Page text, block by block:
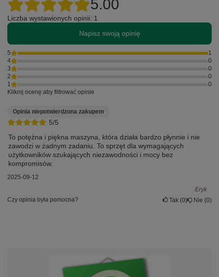
5.00
Liczba wystawionych opinii: 1
Napisz swoją opinię
5
1
4
0
3
0
2
0
1
0
Kliknij ocenę aby filtrować opinie
5/5
Opinia niepotwierdzona zakupem
To potężna i piękna maszyna, która działa bardzo płynnie i nie
zawodzi w żadnym zadaniu. To sprzęt dla wymagających
użytkowników szukających niezawodności i mocy bez
kompromisów.
2025-09-12
Eryk
Czy opinia była pomocna?
Tak 0 Nie 0